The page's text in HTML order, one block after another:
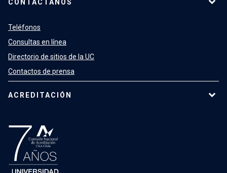
CONTÁCTANOS
Teléfonos
Consultas en línea
Directorio de sitios de la UC
Contactos de prensa
ACREDITACIÓN